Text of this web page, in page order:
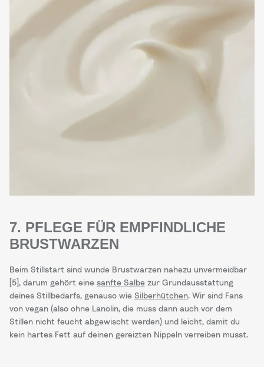
7. PFLEGE FÜR EMPFINDLICHE
BRUSTWARZEN
Beim Stillstart sind wunde Brustwarzen nahezu unvermeidbar
[5], darum gehört eine sanfte Salbe zur Grundausstattung
deines Stillbedarfs, genauso wie Silberhütchen. Wir sind Fans
von vegan (also ohne Lanolin, die muss dann auch vor dem
Stillen nicht feucht abgewischt werden) und leicht, damit du
kein hartes Fett auf deinen gereizten Nippeln verreiben musst.